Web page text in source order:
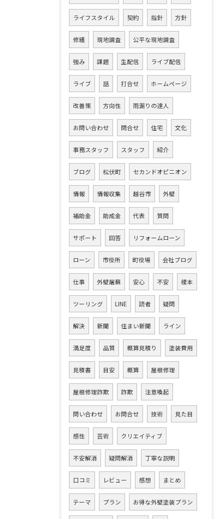
ライフスタイル 契約 指針 方針
修繕 現地調査 公平な現地調査
強み 課題 生配信 ライブ配信
ライブ 話 打合せ ホームページ
改善策 方向性 雨漏りの達人
お問い合わせ 問合せ 住宅 文化
事務スタッフ スタッフ 紹介
ブログ 松伏町 セカンドオピニオン
情報 情報収集 越谷市 外壁
補助金 助成金 代表 質問
サポート 回答 リフォームローン
ローン 市役所 町役場 会社ブログ
仕事 外壁屠蘇 安心 不安 榎本
ツーリング LINE 読者 疑問
解決 新聞 住まい新聞 ライン
満足度 品質 概算見積り 塗装費用
見積書 目安 概算 屋根修理
屋根修理詐欺 詐欺 注意喚起
問い合わせ お問合せ 技術 見た目
感性 芸術 クリエイティブ
不安解消 疑問解消 丁寧な説明
口コミ レビュー 感想 まとめ
テーマ プラン お得な外壁塗装プラン